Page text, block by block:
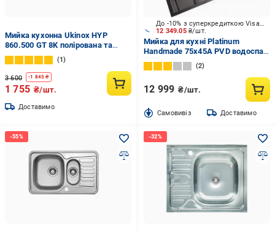
Мийка кухонна Ukinox HYP
860.500 GT 8K полірована та
дошка кухонна обробна
1
3 600 -1 845 ₴
1 755 ₴/шт.
Доставимо
12 349.05 ₴/шт.
До -10% з суперкредиткою Visa Вигода
Мийка для кухні Platinum
Handmade 75х45A PVD водоспад
чорний (000039689)
2
12 999 ₴/шт.
Cамовивіз Доставимо